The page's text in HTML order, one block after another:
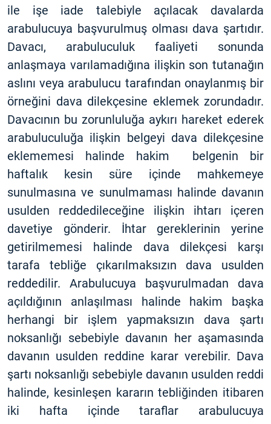
ile işe iade talebiyle açılacak davalarda
arabulucuya başvurulmuş olması dava şartıdır.
Davacı, arabuluculuk faaliyeti sonunda
anlaşmaya varılamadığına ilişkin son tutanağın
aslını veya arabulucu tarafından onaylanmış bir
örneğini dava dilekçesine eklemek zorundadır.
Davacının bu zorunluluğa aykırı hareket ederek
arabuluculuğa ilişkin belgeyi dava dilekçesine
eklememesi halinde hakim belgenin bir
haftalık kesin süre içinde mahkemeye
sunulmasına ve sunulmaması halinde davanın
usulden reddedileceğine ilişkin ihtarı içeren
davetiye gönderir. İhtar gereklerinin yerine
getirilmemesi halinde dava dilekçesi karşı
tarafa tebliğe çıkarılmaksızın dava usulden
reddedilir. Arabulucuya başvurulmadan dava
açıldığının anlaşılması halinde hakim başka
herhangi bir işlem yapmaksızın dava şartı
noksanlığı sebebiyle davanın her aşamasında
davanın usulden reddine karar verebilir. Dava
şartı noksanlığı sebebiyle davanın usulden reddi
halinde, kesinleşen kararın tebliğinden itibaren
iki hafta içinde taraflar arabulucuya